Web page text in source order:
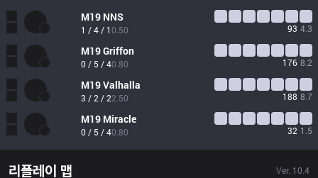
M19 NNS
1 / 4 / 10.50 93 4.3
M19Griffon
0 / 5 / 40.80 176 8.2
M19Valhalla
3 / 2 / 22.50 188 8.7
M19 Miracle
0 / 5 / 40.80 32 1.5
리플레이 맵 Ver. 10.4